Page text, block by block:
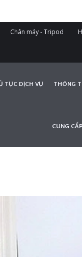
Chân máy - Tripod
TỤC DỊCH VỤ THÔNG
CUNG